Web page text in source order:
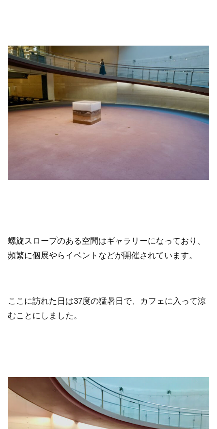
螺旋スロープのある空間はギャラリーになっており、
頻繁に個展やらイベントなどが開催されています。
ここに訪れた日は37度の猛暑日で、カフェに入って涼
むことにしました。